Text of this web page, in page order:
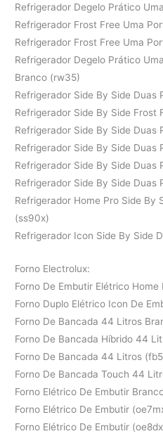
Refrigerador Degelo Prático
Refrigerador Frost Free Uma
Refrigerador Frost Free Uma
Refrigerador Degelo Prático
Branco (rw35)
Refrigerador Side By Side Duas
Refrigerador Side By Side Frost
Refrigerador Side By Side Duas
Refrigerador Side By Side Duas
Refrigerador Side By Side Duas
Refrigerador Side By Side Duas
Refrigerador Home Pro Side By
(ss90x)
Refrigerador Icon Side By Side
Forno Electrolux:
Forno De Embutir Elétrico Home
Forno Duplo Elétrico Icon De
Forno De Bancada 44 Litros
Forno De Bancada Híbrido 44
Forno De Bancada 44 Litros
Forno De Bancada Touch 44
Forno Elétrico De Embutir
Forno Elétrico De Embutir
Forno Elétrico De Embutir